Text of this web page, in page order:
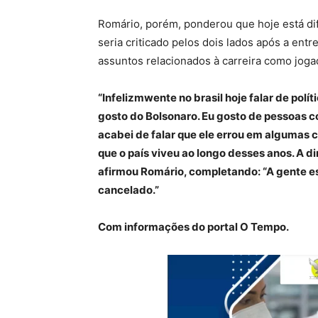
Romário, porém, ponderou que hoje está
seria criticado pelos dois lados após a
assuntos relacionados à carreira como
“Infelizmwente no brasil hoje falar de
gosto do Bolsonaro. Eu gosto de pessoas
acabei de falar que ele errou em
que o país viveu ao longo desses anos. A
afirmou Romário, completando: “A gente
cancelado.”
Com informações do portal O Tempo.